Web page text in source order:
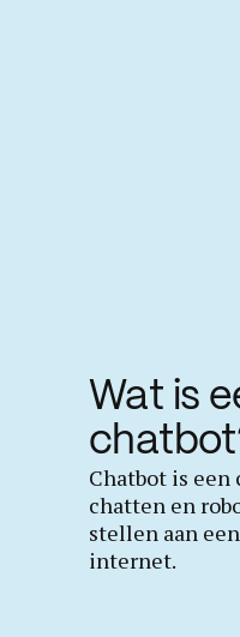
Wat is
Chatbot is een
chatten en
stellen aan
internet.